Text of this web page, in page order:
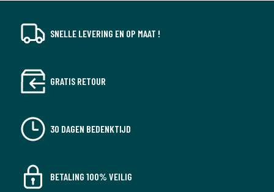
SNELLE LEVERING EN OP MAAT !
GRATIS RETOUR
30 DAGEN BEDENKTIJD
BETALING 100% VEILIG